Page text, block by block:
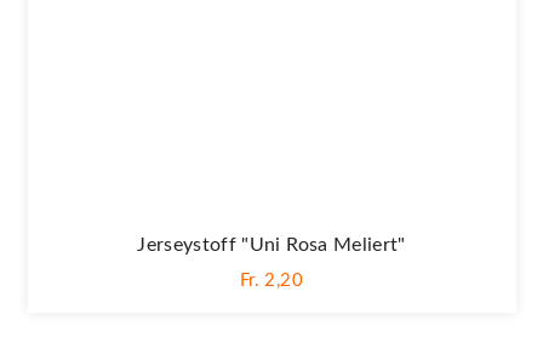
Jerseystoff "Uni Rosa Meliert"
Fr. 2,20